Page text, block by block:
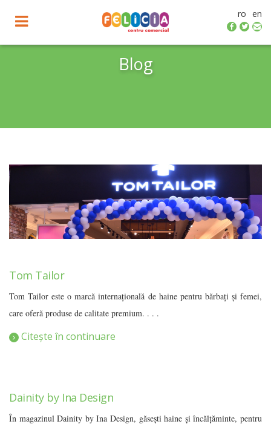
en
ro
Toggle
navigation
Blog
Tom Tailor
Tom Tailor este o marcă internaţională de haine pentru bărbați și femei,
care oferă produse de calitate premium. . . .
Citește în continuare
Dainity by Ina Design
În magazinul Dainity by Ina Design, găsești haine și încălțăminte, pentru